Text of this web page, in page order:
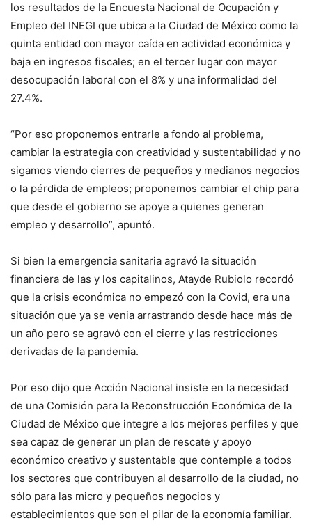
los resultados de la Encuesta Nacional de Ocupación y
Empleo del INEGI que ubica a la Ciudad de México como la
quinta entidad con mayor caída en actividad económica y
baja en ingresos fiscales; en el tercer lugar con mayor
desocupación laboral con el 8% y una informalidad del
27.4%.
“Por eso proponemos entrarle a fondo al problema,
cambiar la estrategia con creatividad y sustentabilidad y no
sigamos viendo cierres de pequeños y medianos negocios
o la pérdida de empleos; proponemos cambiar el chip para
que desde el gobierno se apoye a quienes generan
empleo y desarrollo”, apuntó.
Si bien la emergencia sanitaria agravó la situación
financiera de las y los capitalinos, Atayde Rubiolo recordó
que la crisis económica no empezó con la Covid, era una
situación que ya se venia arrastrando desde hace más de
un año pero se agravó con el cierre y las restricciones
derivadas de la pandemia.
Por eso dijo que Acción Nacional insiste en la necesidad
de una Comisión para la Reconstrucción Económica de la
Ciudad de México que integre a los mejores perfiles y que
sea capaz de generar un plan de rescate y apoyo
económico creativo y sustentable que contemple a todos
los sectores que contribuyen al desarrollo de la ciudad, no
sólo para las micro y pequeños negocios y
establecimientos que son el pilar de la economía familiar.